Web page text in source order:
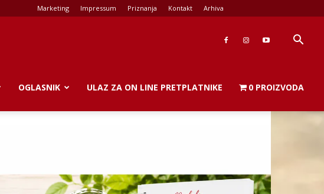
Marketing Impressum Priznanja Kontakt Arhiva
OGLASNIK ULAZ ZA ON LINE PRETPLATNIKE 0 PROIZVODA